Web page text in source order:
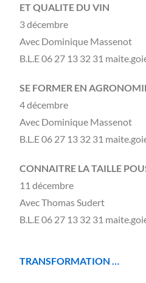
ET QUALITE DU VIN
3 décembre
Avec Dominique Massenot
B.L.E 06 27 13 32 31
SE FORMER EN
4 décembre
Avec Dominique Massenot
B.L.E 06 27 13 32 31
CONNAITRE LA TAILLE
11 décembre
Avec Thomas Sudert
B.L.E 06 27 13 32 31
TRANSFORMATION …